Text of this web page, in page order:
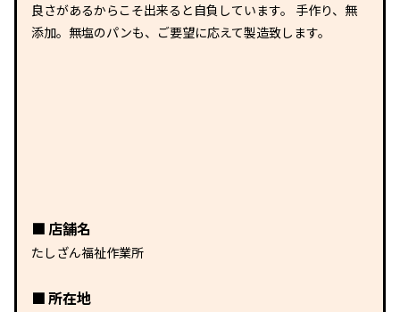
良さがあるからこそ出来ると自負しています。 手作り、無
添加。無塩のパンも、ご要望に応えて製造致します。
店舗名
たしざん福祉作業所
所在地